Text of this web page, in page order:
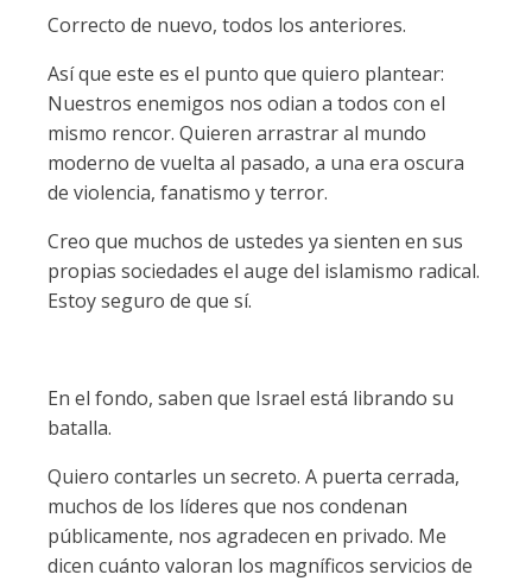
Correcto de nuevo, todos los anteriores.
Así que este es el punto que quiero plantear:
Nuestros enemigos nos odian a todos con el
mismo rencor. Quieren arrastrar al mundo
moderno de vuelta al pasado, a una era oscura
de violencia, fanatismo y terror.
Creo que muchos de ustedes ya sienten en sus
propias sociedades el auge del islamismo radical.
Estoy seguro de que sí.
En el fondo, saben que Israel está librando su
batalla.
Quiero contarles un secreto. A puerta cerrada,
muchos de los líderes que nos condenan
públicamente, nos agradecen en privado. Me
dicen cuánto valoran los magníficos servicios de